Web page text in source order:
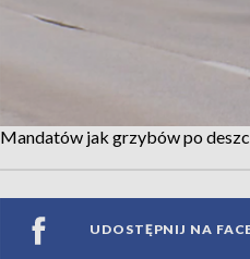
Mandatów jak grzybów po
UDOSTĘPNIJ NA